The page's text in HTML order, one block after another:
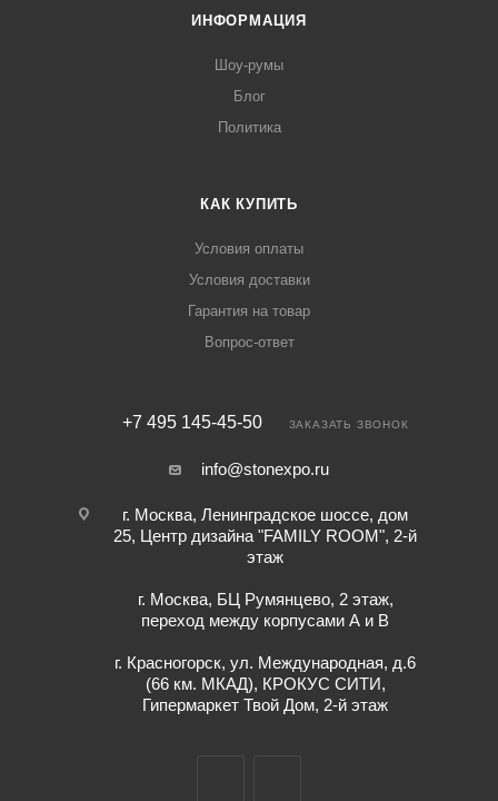
ИНФОРМАЦИЯ
Шоу-румы
Блог
Политика
КАК КУПИТЬ
Условия оплаты
Условия доставки
Гарантия на товар
Вопрос-ответ
+7 495 145-45-50 ЗАКАЗАТЬ ЗВОНОК
info@stonexpo.ru
г. Москва, Ленинградское шоссе, дом
25, Центр дизайна "FAMILY ROOM", 2-й
этаж
г. Москва, БЦ Румянцево, 2 этаж,
переход между корпусами А и В
г. Красногорск, ул. Международная, д.6
(66 км. МКАД), КРОКУС СИТИ,
Гипермаркет Твой Дом, 2-й этаж